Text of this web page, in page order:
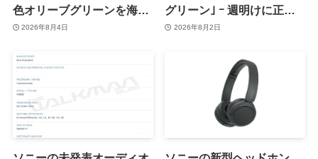
色オリーブグリーンを海外
で正式発表
2026年8月4日
グリーン｣ ｰ 週明けに正式
発表へ
2026年8月2日